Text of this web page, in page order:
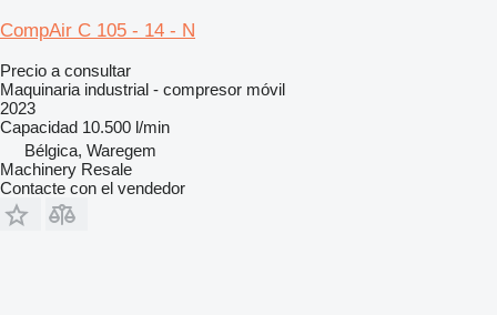
CompAir C 105 - 14 - N
Precio a consultar
Maquinaria industrial - compresor móvil
2023
Capacidad 10.500 l/min
Bélgica, Waregem
Machinery Resale
Contacte con el vendedor